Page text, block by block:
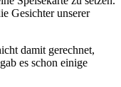
Gesichter unserer
damit gerechnet,
es schon einige